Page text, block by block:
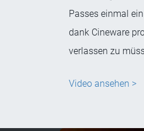
Passes einmal
dank Cineware
verlassen zu
Video ansehen >